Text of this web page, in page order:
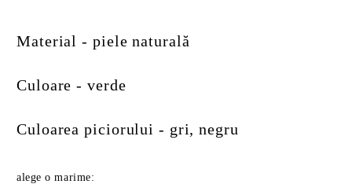
Material - piele naturală
Culoare - verde
Culoarea piciorului - gri, negru
alege o marime: